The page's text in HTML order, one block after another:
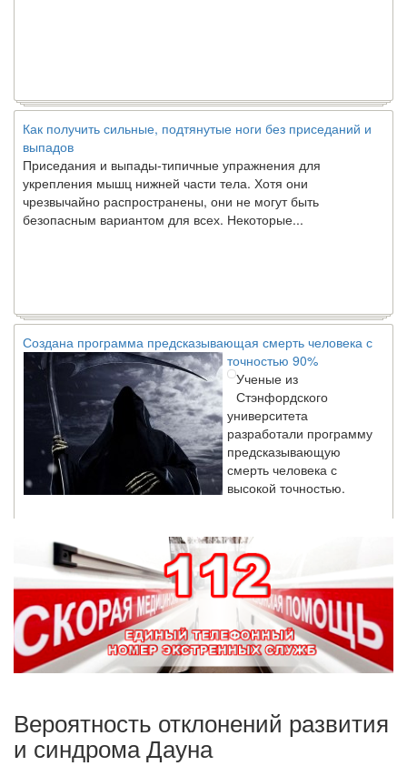
выпадов
Приседания и выпады-типичные упражнения для
укрепления мышц нижней части тела. Хотя они
чрезвычайно распространены, они не могут быть
безопасным вариантом для всех. Некоторые...
точностью 90%
Ученые из
Стэнфордского
университета
разработали программу
предсказывающую
смерть человека с
высокой точностью.
Зарплата врачей в 2018 году превысит средний доход
россиян в два раза
Глава Минздрава РФ
Вероника Скворцова
опровергла
сообщение о падении
доходов медицинских
работников в
встрече с журналистами ведущих...
Вероятность отклонений развития
и синдрома Дауна